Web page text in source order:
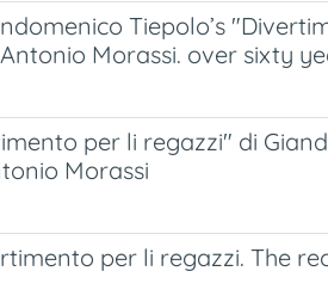
Tiepolo’s
Morassi. over sixty
per li regazzi" di
Morassi
per li regazzi. The